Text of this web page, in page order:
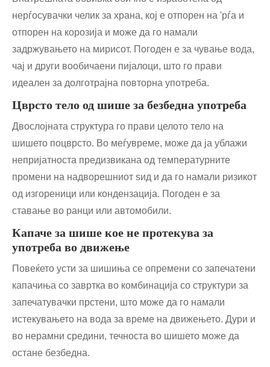
нерѓосувачки челик за храна, кој е отпорен на 'рѓа и
отпорен на корозија и може да го намали
задржувањето на мирисот. Погоден е за чување вода,
чај и други вообичаени пијалоци, што го прави
идеален за долготрајна повторна употреба.
Цврсто тело од шише за безбедна употреба
Двослојната структура го прави целото тело на
шишето поцврсто. Во меѓувреме, може да ја ублажи
непријатноста предизвикана од температурните
промени на надворешниот ѕид и да го намали ризикот
од изгореници или кондензација. Погоден е за
ставање во ранци или автомобили.
Капаче за шише кое не протекува за
употреба во движење
Повеќето усти за шишиња се опремени со запечатени
капачиња со завртка во комбинација со структури за
запечатувачки прстени, што може да го намали
истекувањето на вода за време на движењето. Дури и
во нерамни средини, течноста во шишето може да
остане безбедна.